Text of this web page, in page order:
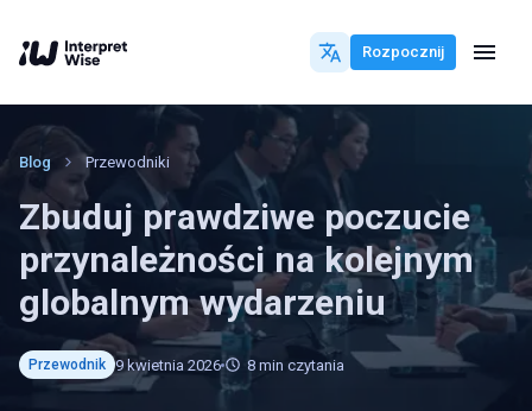
Rozpocznij
Blog Przewodniki
Zbuduj prawdziwe poczucie
przynależności na kolejnym
globalnym wydarzeniu
Przewodnik 9 kwietnia 2026 8 min czytania